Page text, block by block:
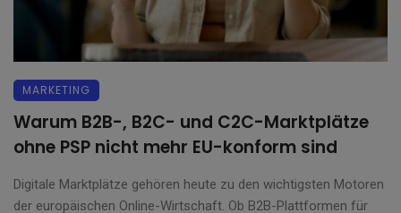
MARKETING
Warum B2B-, B2C- und C2C-Marktplätze
ohne PSP nicht mehr EU-konform sind
Digitale Marktplätze gehören heute zu den wichtigsten Motoren
der europäischen Online-Wirtschaft. Ob B2B-Plattformen für